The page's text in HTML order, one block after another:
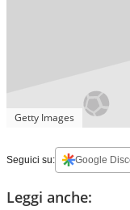
Getty Images
Seguici su: Google
Leggi anche: